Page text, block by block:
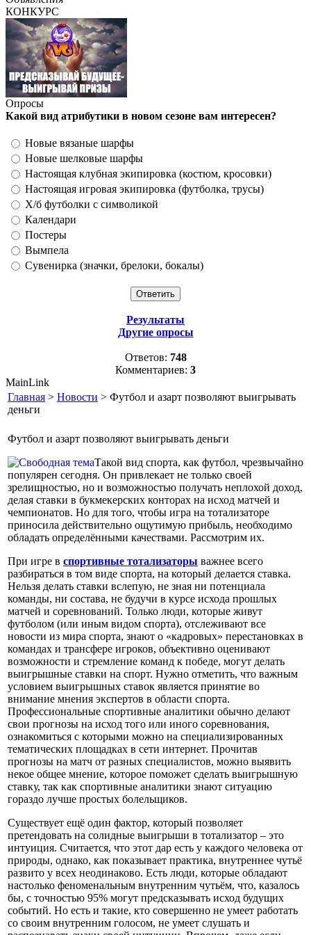
КОНКУРС
Опросы
Какой вид атрибутики в новом сезоне вам интересен?
Новые вязаные шарфы
Новые шелковые шарфы
Настоящая клубная экипировка (костюм, кросовки)
Настоящая игровая экипировка (футболка, трусы)
Х/б футболки с символикой
Календари
Постеры
Вымпела
Сувенирка (значки, брелоки, бокалы)
Результаты
Другие опросы
Ответов: 748
Комментариев: 3
MainLink
Главная > Новости > Футбол и азарт позволяют выигрывать
деньги
Футбол и азарт позволяют выигрывать деньги
Такой вид спорта, как футбол, чрезвычайно
популярен сегодня. Он привлекает не только своей
зрелищностью, но и возможностью получать неплохой доход,
делая ставки в букмекерских конторах на исход матчей и
чемпионатов. Но для того, чтобы игра на тотализаторе
приносила действительно ощутимую прибыль, необходимо
обладать определёнными качествами. Рассмотрим их.
При игре в спортивные тотализаторы важнее всего
разбираться в том виде спорта, на который делается ставка.
Нельзя делать ставки вслепую, не зная ни потенциала
команды, ни состава, не будучи в курсе исхода прошлых
матчей и соревнований. Только люди, которые живут
футболом (или иным видом спорта), отслеживают все
новости из мира спорта, знают о «кадровых» перестановках в
командах и трансфере игроков, объективно оценивают
возможности и стремление команд к победе, могут делать
выигрышные ставки на спорт. Нужно отметить, что важным
условием выигрышных ставок является принятие во
внимание мнения экспертов в области спорта.
Профессиональные спортивные аналитики обычно делают
свои прогнозы на исход того или иного соревнования,
ознакомиться с которыми можно на специализированных
тематических площадках в сети интернет. Прочитав
прогнозы на матч от разных специалистов, можно выявить
некое общее мнение, которое поможет сделать выигрышную
ставку, так как спортивные аналитики знают ситуацию
гораздо лучше простых болельщиков.
Существует ещё один фактор, который позволяет
претендовать на солидные выигрыши в тотализатор – это
интуиция. Считается, что этот дар есть у каждого человека от
природы, однако, как показывает практика, внутреннее чутьё
развито у всех неодинаково. Есть люди, которые обладают
настолько феноменальным внутренним чутьём, что, казалось
бы, с точностью 95% могут предсказывать исход будущих
событий. Но есть и такие, кто совершенно не умеет работать
со своим внутренним голосом, не умеет слушать и